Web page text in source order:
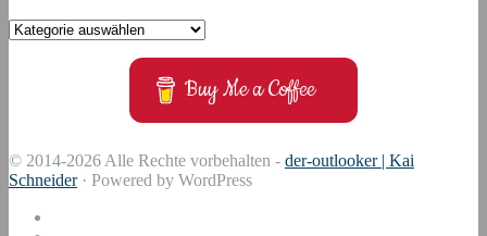
Wählen
Buy Me a Coffee
© 2014-2026 Alle Rechte vorbehalten - der-outlooker | Kai
Schneider· Powered by WordPress